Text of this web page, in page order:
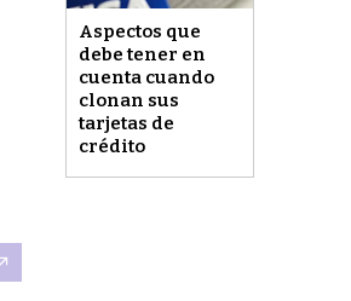
Aspectos que
debe tener en
cuenta cuando
clonan sus
tarjetas de
crédito